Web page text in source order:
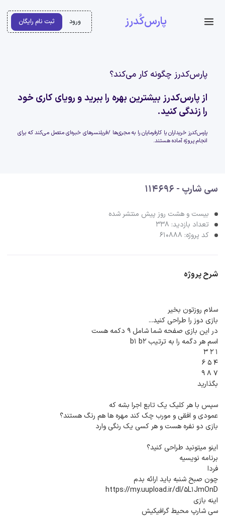
پارس‌کُدرز ورود ثبت نام رایگان
پارس‌کدرز چگونه کار می‌کند؟
از پارس‌کدرز بیشترین بهره را ببرید و رویای کاری خود
را زندگی کنید.
پارس‌کدرز خریداران یا کارفرمایان را به مجری‌ها /فریلنسرهای خبره‌ای متصل می‌کند که برای
انجام پروژه آماده هستند.
سی شارپ - 114696
بیست و هشت روز پیش منتشر شده
تعداد بازدید: 338
کد پروژه: 610888
شرح پروژه
سلام روزتون بخیر
بازی دوز را طراحی کنید...
در این بازی صفحه شما شامل ۹ دکمه هست
اسم هر دگمه را به ترتیب b1 b2
۱ ۲ ۳
۴ ۵ ۶
۷ ۸ ۹
بگذارید
سپس با هر کلیک یک تابع اجرا بشه که
عمودی و افقی و مورب چک کند مهره ها هم رنگ هستند؟
بازی دو نفره هست و هر کسی یک رنگی وارد
اینو میتونید طراحی کنيد؟
برنامه نویسیه
فردا
چون صبح شنبه باید ارائه بدم
https://my.uupload.ir/dl/5L1JmOnD
اینه بازی
سی شارپ‌ محیط گرافیکیش